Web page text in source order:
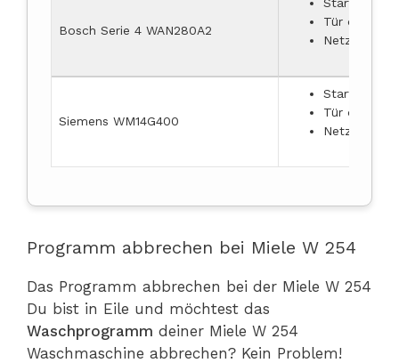
Bosch Serie 4 WAN280A2
Start/
Tür öffnen
Netzstecker
Siemens WM14G400
Start/
Tür öffnen
Netzstecker
Programm abbrechen bei Miele W 254
Das Programm abbrechen bei der Miele W 254
Du bist in Eile und möchtest das
Waschprogramm deiner Miele W 254
Waschmaschine abbrechen? Kein Problem!